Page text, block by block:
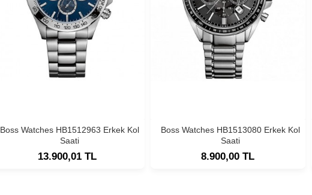
Boss Watches HB1512963 Erkek Kol
Saati
13.900,01 TL
Boss Watches HB1513080 Erkek Kol
Saati
8.900,00 TL